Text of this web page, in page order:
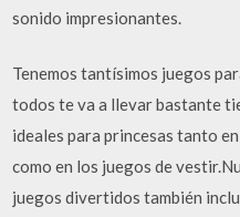
sonido impresionantes.
Tenemos tantísimos juegos
todos te va a llevar bastante
ideales para princesas tanto
como en los juegos de
juegos divertidos también